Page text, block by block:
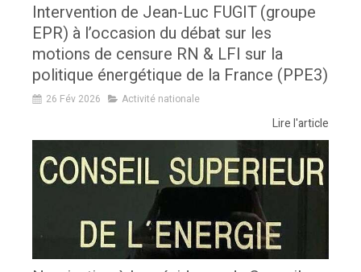
Intervention de Jean-Luc FUGIT (groupe
EPR) à l’occasion du débat sur les
motions de censure RN & LFI sur la
politique énergétique de la France (PPE3)
26 Fév 2026 Activité nationale
Lire l'article